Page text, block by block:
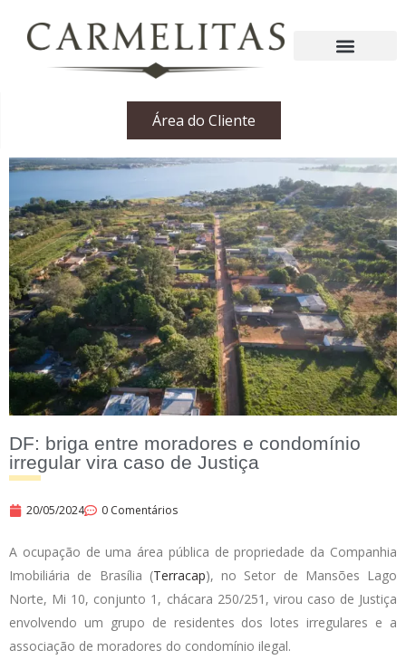
Área do Cliente
DF: ⁠briga entre moradores e condomínio
irregular vira caso de Justiça
20/05/2024 0 Comentários
A ocupação de uma área pública de propriedade da Companhia
Imobiliária de Brasília (Terracap), no Setor de Mansões Lago
Norte, Mi 10, conjunto 1, chácara 250/251, virou caso de Justiça
envolvendo um grupo de residentes dos lotes irregulares e a
associação de moradores do condomínio ilegal.